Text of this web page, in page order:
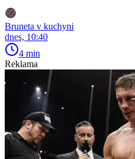
Bruneta v kuchyni
dnes, 10:40
4 min
Reklama